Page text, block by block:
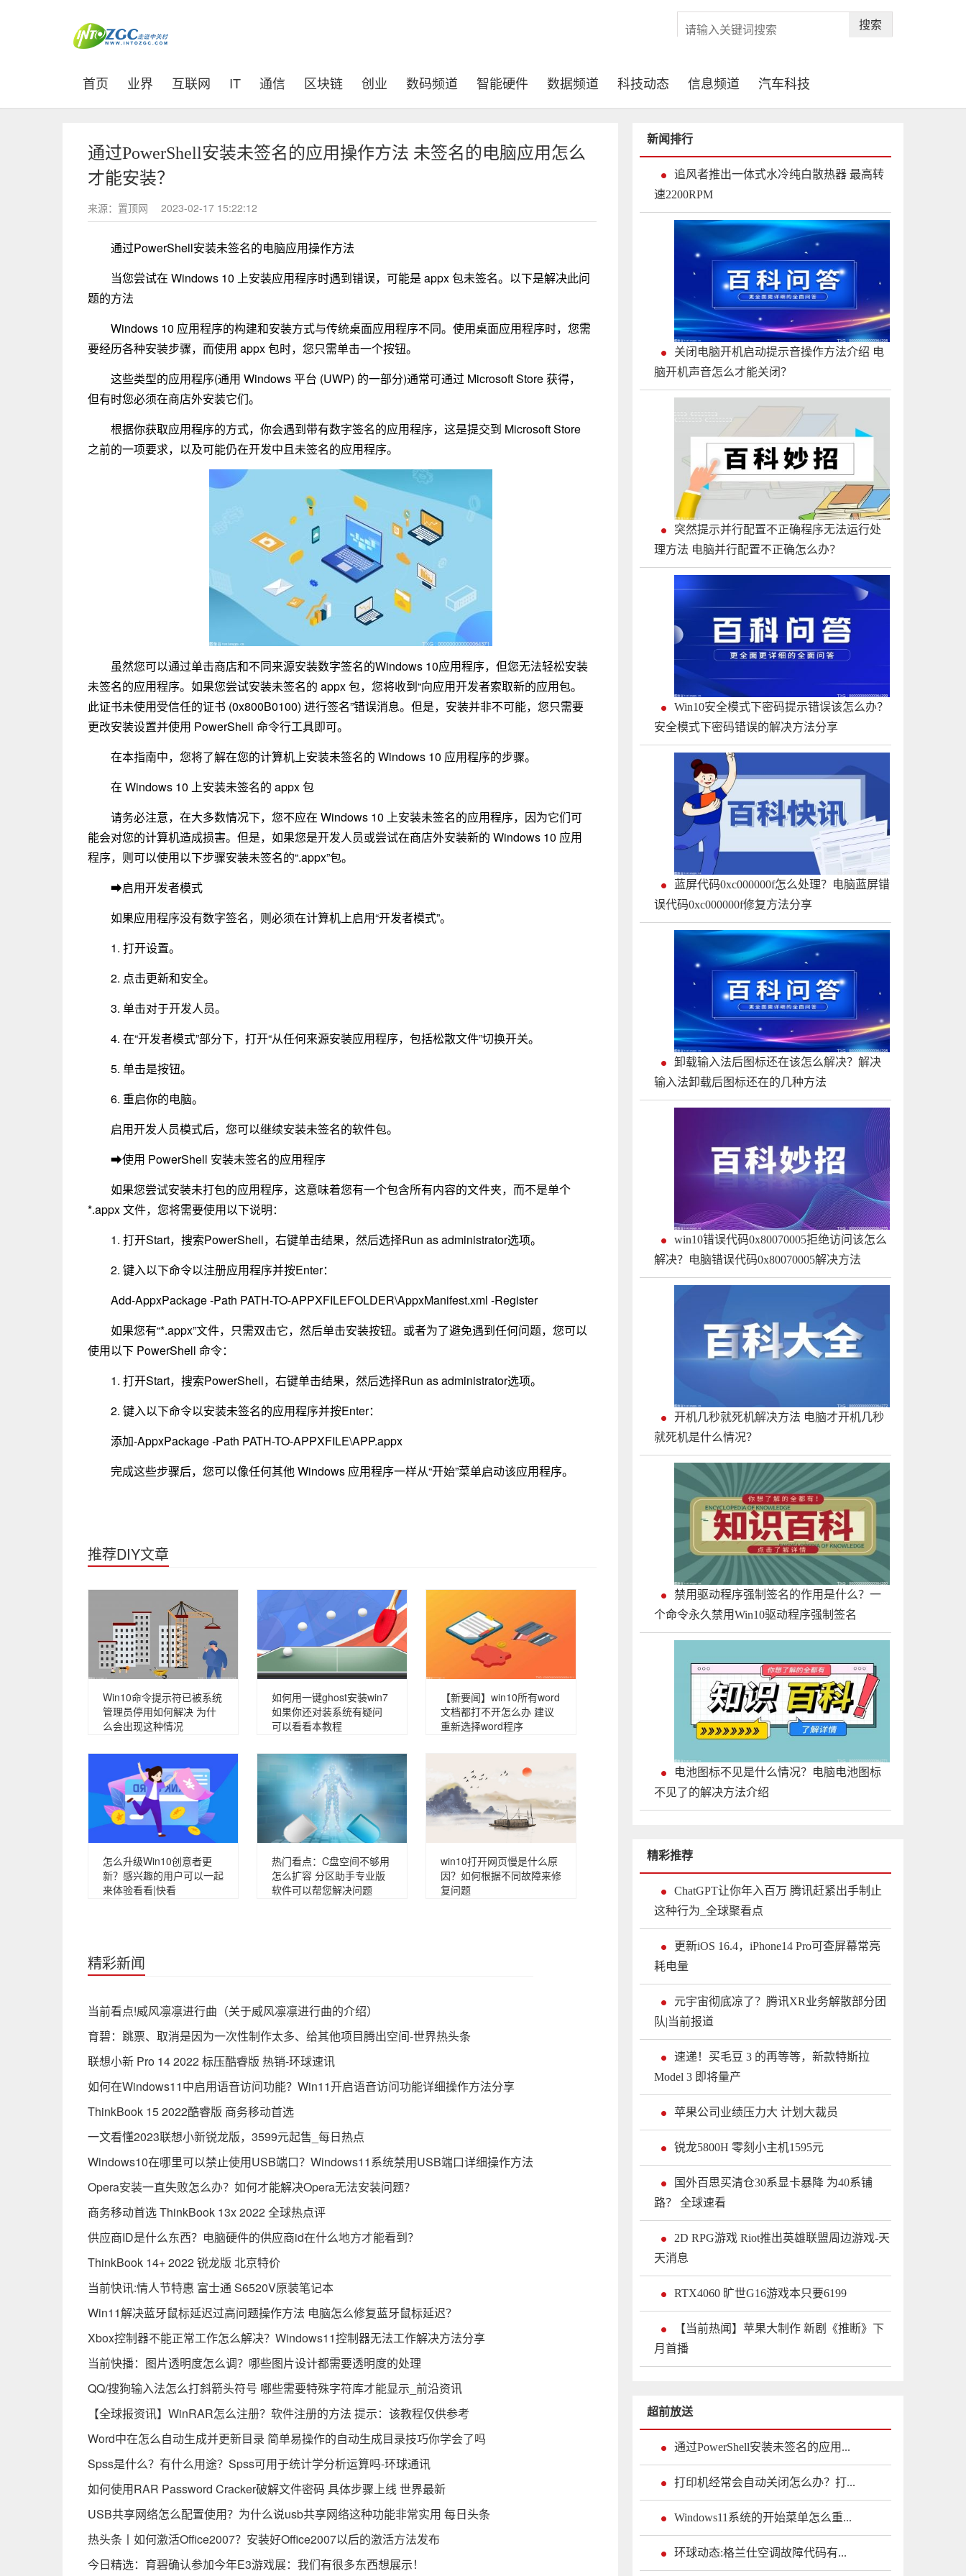
搜索
首页 (current)
业界 互联网 IT 通信 区块链 创业 数码频道 智能硬件 数据频道 科技动态 信息频道 汽车科技
通过PowerShell安装未签名的应用操作方法 未签名的电脑应用怎么
才能安装？
来源：置顶网 2023-02-17 15:22:12
通过PowerShell安装未签名的电脑应用操作方法
当您尝试在 Windows 10 上安装应用程序时遇到错误，可能是 appx 包未签名。以下是解决此问
题的方法
Windows 10 应用程序的构建和安装方式与传统桌面应用程序不同。使用桌面应用程序时，您需
要经历各种安装步骤，而使用 appx 包时，您只需单击一个按钮。
这些类型的应用程序(通用 Windows 平台 (UWP) 的一部分)通常可通过 Microsoft Store 获得，
但有时您必须在商店外安装它们。
根据你获取应用程序的方式，你会遇到带有数字签名的应用程序，这是提交到 Microsoft Store
之前的一项要求，以及可能仍在开发中且未签名的应用程序。
虽然您可以通过单击商店和不同来源安装数字签名的Windows 10应用程序，但您无法轻松安装
未签名的应用程序。如果您尝试安装未签名的 appx 包，您将收到“向应用开发者索取新的应用包。
此证书未使用受信任的证书 (0x800B0100) 进行签名”错误消息。但是，安装并非不可能，您只需要
更改安装设置并使用 PowerShell 命令行工具即可。
在本指南中，您将了解在您的计算机上安装未签名的 Windows 10 应用程序的步骤。
在 Windows 10 上安装未签名的 appx 包
请务必注意，在大多数情况下，您不应在 Windows 10 上安装未签名的应用程序，因为它们可
能会对您的计算机造成损害。但是，如果您是开发人员或尝试在商店外安装新的 Windows 10 应用
程序，则可以使用以下步骤安装未签名的“.appx”包。
➡启用开发者模式
如果应用程序没有数字签名，则必须在计算机上启用“开发者模式”。
1. 打开设置。
2. 点击更新和安全。
3. 单击对于开发人员。
4. 在“开发者模式”部分下，打开“从任何来源安装应用程序，包括松散文件”切换开关。
5. 单击是按钮。
6. 重启你的电脑。
启用开发人员模式后，您可以继续安装未签名的软件包。
➡使用 PowerShell 安装未签名的应用程序
如果您尝试安装未打包的应用程序，这意味着您有一个包含所有内容的文件夹，而不是单个
*.appx 文件，您将需要使用以下说明：
1. 打开Start，搜索PowerShell，右键单击结果，然后选择Run as administrator选项。
2. 键入以下命令以注册应用程序并按Enter：
Add-AppxPackage -Path PATH-TO-APPXFILEFOLDER\AppxManifest.xml -Register
如果您有“*.appx”文件，只需双击它，然后单击安装按钮。或者为了避免遇到任何问题，您可以
使用以下 PowerShell 命令：
1. 打开Start，搜索PowerShell，右键单击结果，然后选择Run as administrator选项。
2. 键入以下命令以安装未签名的应用程序并按Enter：
添加-AppxPackage -Path PATH-TO-APPXFILE\APP.appx
完成这些步骤后，您可以像任何其他 Windows 应用程序一样从“开始”菜单启动该应用程序。
推荐DIY文章
Win10命令提示符已被系统
管理员停用如何解决 为什
么会出现这种情况
如何用一键ghost安装win7
如果你还对装系统有疑问
可以看看本教程
【新要闻】win10所有word
文档都打不开怎么办 建议
重新选择word程序
怎么升级Win10创意者更
新？感兴趣的用户可以一起
来体验看看|快看
热门看点：C盘空间不够用
怎么扩容 分区助手专业版
软件可以帮您解决问题
win10打开网页慢是什么原
因？如何根据不同故障来修
复问题
精彩新闻
当前看点!威风凛凛进行曲（关于威风凛凛进行曲的介绍）
育碧：跳票、取消是因为一次性制作太多、给其他项目腾出空间-世界热头条
联想小新 Pro 14 2022 标压酷睿版 热销-环球速讯
如何在Windows11中启用语音访问功能？Win11开启语音访问功能详细操作方法分享
ThinkBook 15 2022酷睿版 商务移动首选
一文看懂2023联想小新锐龙版，3599元起售_每日热点
Windows10在哪里可以禁止使用USB端口？Windows11系统禁用USB端口详细操作方法
Opera安装一直失败怎么办？如何才能解决Opera无法安装问题？
商务移动首选 ThinkBook 13x 2022 全球热点评
供应商ID是什么东西？电脑硬件的供应商id在什么地方才能看到？
ThinkBook 14+ 2022 锐龙版 北京特价
当前快讯:情人节特惠 富士通 S6520V原装笔记本
Win11解决蓝牙鼠标延迟过高问题操作方法 电脑怎么修复蓝牙鼠标延迟？
Xbox控制器不能正常工作怎么解决？Windows11控制器无法工作解决方法分享
当前快播：图片透明度怎么调？哪些图片设计都需要透明度的处理
QQ/搜狗输入法怎么打斜箭头符号 哪些需要特殊字符库才能显示_前沿资讯
【全球报资讯】WinRAR怎么注册？软件注册的方法 提示：该教程仅供参考
Word中在怎么自动生成并更新目录 简单易操作的自动生成目录技巧你学会了吗
Spss是什么？有什么用途？Spss可用于统计学分析运算吗-环球通讯
如何使用RAR Password Cracker破解文件密码 具体步骤上线 世界最新
USB共享网络怎么配置使用？为什么说usb共享网络这种功能非常实用 每日头条
热头条丨如何激活Office2007？安装好Office2007以后的激活方法发布
今日精选：育碧确认参加今年E3游戏展：我们有很多东西想展示！
新闻排行
追风者推出一体式水冷纯白散热器 最高转
速2200RPM
关闭电脑开机启动提示音操作方法介绍 电
脑开机声音怎么才能关闭？
突然提示并行配置不正确程序无法运行处
理方法 电脑并行配置不正确怎么办？
Win10安全模式下密码提示错误该怎么办？
安全模式下密码错误的解决方法分享
蓝屏代码0xc000000f怎么处理？电脑蓝屏错
误代码0xc000000f修复方法分享
卸载输入法后图标还在该怎么解决？解决
输入法卸载后图标还在的几种方法
win10错误代码0x80070005拒绝访问该怎么
解决？电脑错误代码0x80070005解决方法
开机几秒就死机解决方法 电脑才开机几秒
就死机是什么情况？
禁用驱动程序强制签名的作用是什么？一
个命令永久禁用Win10驱动程序强制签名
电池图标不见是什么情况？电脑电池图标
不见了的解决方法介绍
精彩推荐
ChatGPT让你年入百万 腾讯赶紧出手制止
这种行为_全球聚看点
更新iOS 16.4，iPhone14 Pro可查屏幕常亮
耗电量
元宇宙彻底凉了？腾讯XR业务解散部分团
队|当前报道
速递！买毛豆 3 的再等等，新款特斯拉
Model 3 即将量产
苹果公司业绩压力大 计划大裁员
锐龙5800H 零刻小主机1595元
国外百思买清仓30系显卡暴降 为40系铺
路？ 全球速看
2D RPG游戏 Riot推出英雄联盟周边游戏-天
天消息
RTX4060 旷世G16游戏本只要6199
【当前热闻】苹果大制作 新剧《推断》下
月首播
超前放送
通过PowerShell安装未签名的应用...
打印机经常会自动关闭怎么办？打...
Windows11系统的开始菜单怎么重...
环球动态:格兰仕空调故障代码有...